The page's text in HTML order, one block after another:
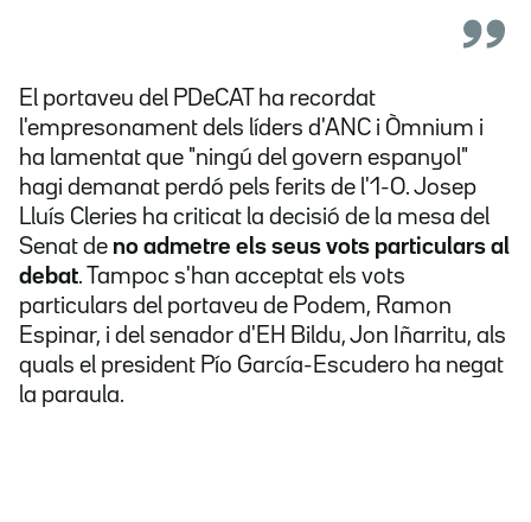
El portaveu del PDeCAT ha recordat
l'empresonament dels líders d'ANC i Òmnium i
ha lamentat que "ningú del govern espanyol"
hagi demanat perdó pels ferits de l'1-O. Josep
Lluís Cleries ha criticat la decisió de la mesa del
Senat de no admetre els seus vots particulars al
debat. Tampoc s'han acceptat els vots
particulars del portaveu de Podem, Ramon
Espinar, i del senador d'EH Bildu, Jon Iñarritu, als
quals el president Pío García-Escudero ha negat
la paraula.